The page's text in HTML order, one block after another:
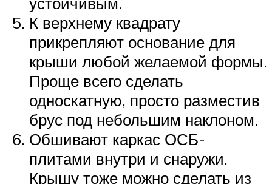
К верхнему квадрату
прикрепляют основание для
крыши любой желаемой формы.
Проще всего сделать
односкатную, просто разместив
брус под небольшим наклоном.
Обшивают каркас ОСБ-
плитами внутри и снаружи.
Крышу тоже можно сделать из